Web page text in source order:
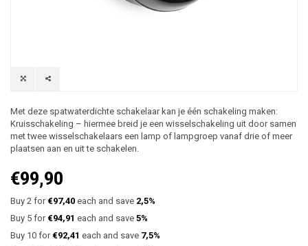
Met deze spatwaterdichte schakelaar kan je één schakeling maken:
Kruisschakeling – hiermee breid je een wisselschakeling uit door samen
met twee wisselschakelaars een lamp of lampgroep vanaf drie of meer
plaatsen aan en uit te schakelen.
€99,90
Buy 2 for €97,40 each and save 2,5%
Buy 5 for €94,91 each and save 5%
Buy 10 for €92,41 each and save 7,5%